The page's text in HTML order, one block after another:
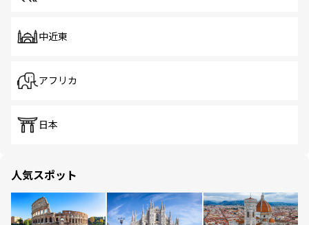
中近東
アフリカ
日本
人気スポット